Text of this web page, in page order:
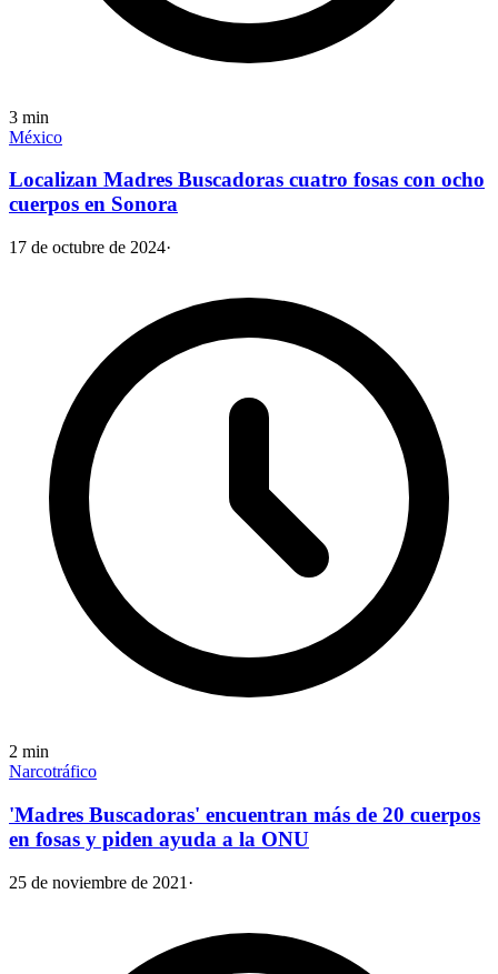
3 min
México
Localizan Madres Buscadoras cuatro fosas con ocho
cuerpos en Sonora
17 de octubre de 2024·
2 min
Narcotráfico
'Madres Buscadoras' encuentran más de 20 cuerpos
en fosas y piden ayuda a la ONU
25 de noviembre de 2021 ·